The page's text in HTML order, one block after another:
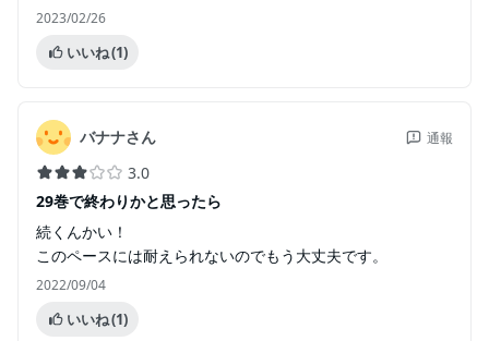
2023/02/26
いいね(1)
バナナさん 通報
3.0
29巻で終わりかと思ったら
続くんかい！
このペースには耐えられないのでもう大丈夫です。
2022/09/04
いいね(1)